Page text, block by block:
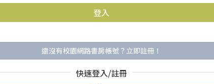
還沒有校園網路書房帳號？立即註冊！
快速登入/註冊